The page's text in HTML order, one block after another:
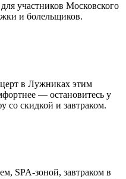
участников Московского
и болельщиков.
в Лужниках этим
— остановитесь у
со скидкой и завтраком.
SPA-зоной, завтраком в